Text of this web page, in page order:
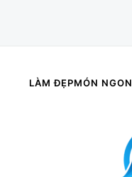
LÀM ĐẸPMÓN NGON